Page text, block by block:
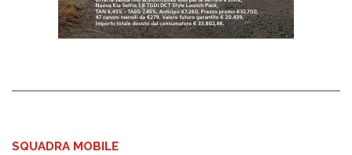
SQUADRA MOBILE